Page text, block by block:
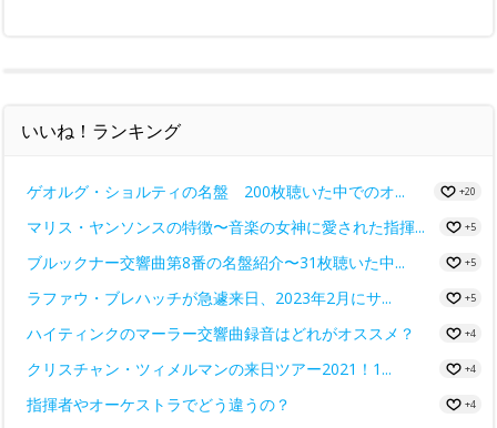
いいね！ランキング
ゲオルグ・ショルティの名盤 200枚聴いた中でのオ... +20
マリス・ヤンソンスの特徴〜音楽の女神に愛された指揮... +5
ブルックナー交響曲第8番の名盤紹介〜31枚聴いた中... +5
ラファウ・ブレハッチが急遽来日、2023年2月にサ... +5
ハイティンクのマーラー交響曲録音はどれがオススメ？ +4
クリスチャン・ツィメルマンの来日ツアー2021！1... +4
指揮者やオーケストラでどう違うの？ +4